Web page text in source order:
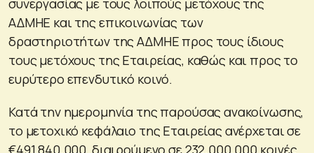
ΑΔΜΗΕ και της επικοινωνίας των
δραστηριοτήτων της ΑΔΜΗΕ προς τους ίδιους
τους μετόχους της Εταιρείας, καθώς και προς το
ευρύτερο επενδυτικό κοινό.
Κατά την ημερομηνία της παρούσας ανακοίνωσης,
το μετοχικό κεφάλαιο της Εταιρείας ανέρχεται σε
€491.840.000, διαιρούμενο σε 232.000.000 κοινές